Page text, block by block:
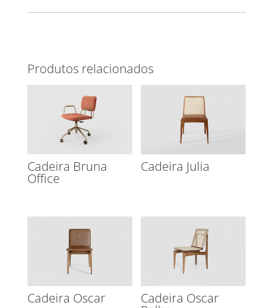
Produtos relacionados
Cadeira Bruna
Office
Cadeira Julia
Cadeira Oscar Cadeira Oscar